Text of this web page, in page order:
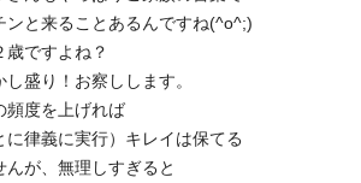
ンと来ることあるんですね(^o^;)
歳ですよね？
し盛り！お察しします。
頻度を上げれば
に律義に実行）キレイは保てる
んが、無理しすぎると